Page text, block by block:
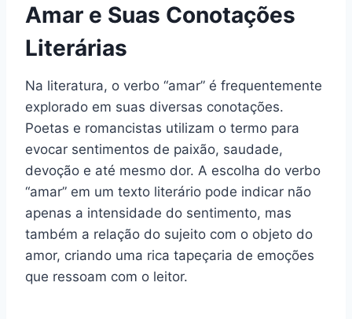
Amar e Suas Conotações
Literárias
Na literatura, o verbo “amar” é frequentemente
explorado em suas diversas conotações.
Poetas e romancistas utilizam o termo para
evocar sentimentos de paixão, saudade,
devoção e até mesmo dor. A escolha do verbo
“amar” em um texto literário pode indicar não
apenas a intensidade do sentimento, mas
também a relação do sujeito com o objeto do
amor, criando uma rica tapeçaria de emoções
que ressoam com o leitor.